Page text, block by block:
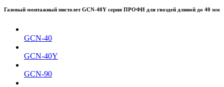
Газовый монтажный пистолет GCN-40Y серия ПРОФИ для гвоздей длиной до 40 мм
GCN-40
GCN-40Y
GCN-90